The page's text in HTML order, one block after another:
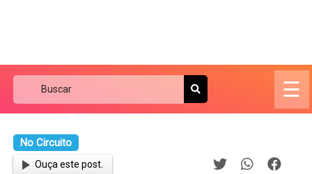
☰
No Circuito
Ouça este post.